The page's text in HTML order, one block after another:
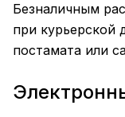
Безналичным
при курьерской
постамата или